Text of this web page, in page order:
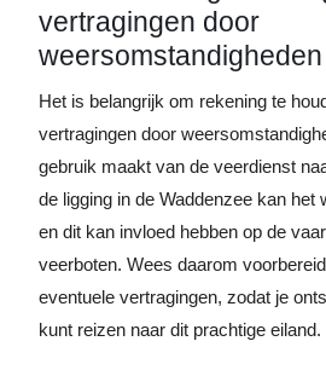
vertragingen door
weersomstandigheden
Het is belangrijk om rekening te
vertragingen door
gebruik maakt van de veerdienst
de ligging in de Waddenzee kan het
en dit kan invloed hebben op de
veerboten. Wees daarom
eventuele vertragingen, zodat je
kunt reizen naar dit prachtige eiland.